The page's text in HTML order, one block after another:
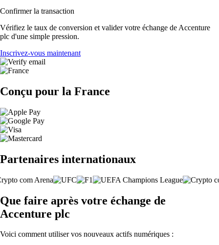
Confirmer la transaction
Vérifiez le taux de conversion et valider votre échange de Accenture
plc d'une simple pression.
Inscrivez-vous maintenant
Conçu pour la France
Partenaires internationaux
Que faire après votre échange de
Accenture plc
Voici comment utiliser vos nouveaux actifs numériques :